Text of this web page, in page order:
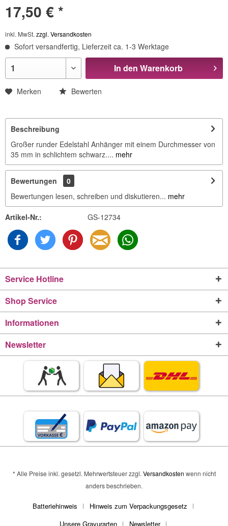
17,50 € *
inkl. MwSt. zzgl. Versandkosten
Sofort versandfertig, Lieferzeit ca. 1-3 Werktage
In den Warenkorb
Merken Bewerten
Beschreibung
Großer runder Edelstahl Anhänger mit einem Durchmesser von
35 mm in schlichtem schwarz.... mehr
Bewertungen
0
Bewertungen lesen, schreiben und diskutieren... mehr
Artikel-Nr.: GS-12734
Service Hotline
Shop Service
Informationen
Newsletter
* Alle Preise inkl. gesetzl. Mehrwertsteuer zzgl. Versandkosten wenn nicht
anders beschrieben.
Batteriehinweis
Hinweis zum Verpackungsgesetz
Unsere Gravurarten
Newsletter